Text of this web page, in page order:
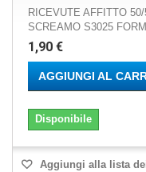
RICEVUTE AFFITTO
SCREAMO S3025
1,90 €
AGGIUNGI AL
Disponibile
Aggiungi alla lista